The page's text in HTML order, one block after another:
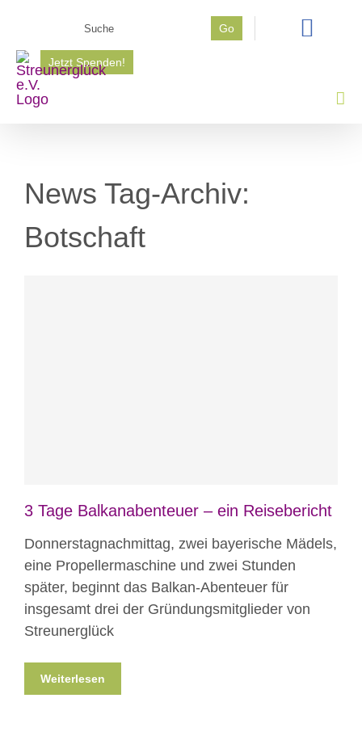
springen
Go
Jetzt Spenden!
News Tag-Archiv:
Botschaft
3 Tage Balkanabenteuer – ein Reisebericht
Donnerstagnachmittag, zwei bayerische Mädels,
eine Propellermaschine und zwei Stunden
später, beginnt das Balkan-Abenteuer für
insgesamt drei der Gründungsmitglieder von
Streunerglück
Weiterlesen